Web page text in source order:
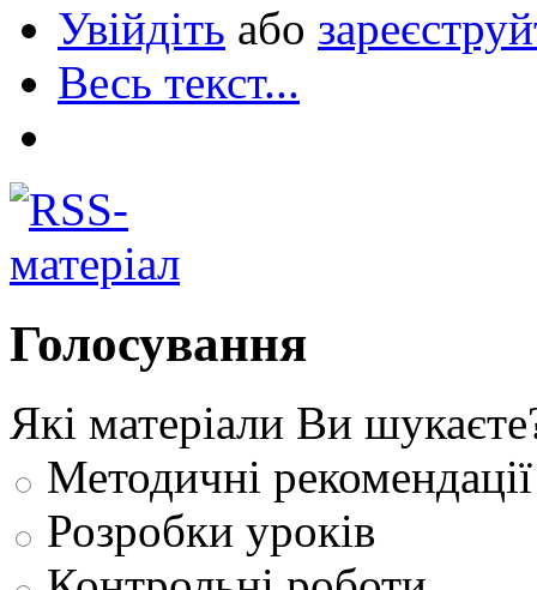
Увійдіть або
Весь текст...
Голосування
Які матеріали Ви
Методичні рекомендації
Розробки уроків